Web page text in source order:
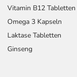
Vitamin B12 Tabletten
Omega 3 Kapseln
Laktase Tabletten
Ginseng